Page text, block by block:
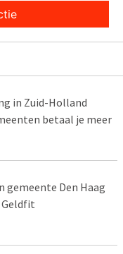
in Zuid-Holland
betaal je meer
gemeente Den Haag